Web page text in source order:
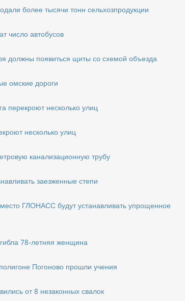
более тысячи тонн сельхозпродукции
число автобусов
должны появиться щиты со схемой объезда
омские дороги
перекроют несколько улиц
несколько улиц
канализационную трубу
заезженные степи
ГЛОНАСС будут устанавливать упрощенное
78-летняя женщина
Погоново прошли учения
от 8 незаконных свалок